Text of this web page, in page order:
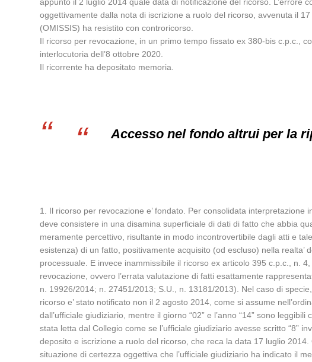
oggettivamente dalla nota di iscrizione a ruolo del ricorso, avvenuta il 17
(OMISSIS) ha resistito con controricorso.
Il ricorso per revocazione, in un primo tempo fissato ex 380-bis c.p.c.,
interlocutoria dell’8 ottobre 2020.
Il ricorrente ha depositato memoria.
Accesso nel fondo altrui per la
1. Il ricorso per revocazione e’ fondato. Per consolidata interpretazione
deve consistere in una disamina superficiale di dati di fatto che abbia
meramente percettivo, risultante in modo incontrovertibile dagli atti e
esistenza) di un fatto, positivamente acquisito (od escluso) nella
processuale. E invece inammissibile il ricorso ex articolo 395 c.p.c., n.
revocazione, ovvero l’errata valutazione di fatti esattamente
n. 19926/2014; n. 27451/2013; S.U., n. 13181/2013). Nel caso di
ricorso e’ stato notificato non il 2 agosto 2014, come si assume
dall’ufficiale giudiziario, mentre il giorno “02” e l’anno “14” sono
stata letta dal Collegio come se l’ufficiale giudiziario avesse scritto “8”
deposito e iscrizione a ruolo del ricorso, che reca la data 17 luglio 2014.
situazione di certezza oggettiva che l’ufficiale giudiziario ha indicato il